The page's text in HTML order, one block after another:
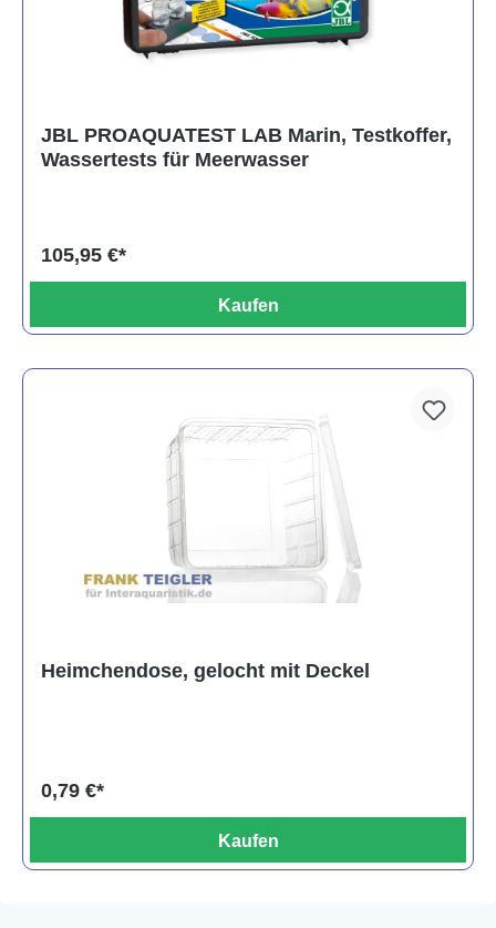
JBL PROAQUATEST LAB Marin, Testkoffer,
Wassertests für Meerwasser
105,95 €*
Kaufen
Heimchendose, gelocht mit Deckel
0,79 €*
Kaufen